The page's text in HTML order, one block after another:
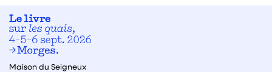
Maison du Seigneux